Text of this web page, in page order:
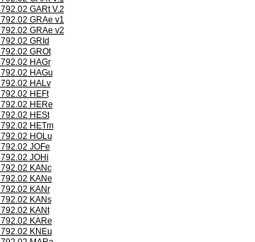
792.02 GARt V.2
792.02 GRAe v1
792.02 GRAe v2
792.02 GRId
792.02 GROt
792.02 HAGr
792.02 HAGu
792.02 HALv
792.02 HEFt
792.02 HERe
792.02 HESt
792.02 HETm
792.02 HOLu
792.02 JOFe
792.02 JOHi
792.02 KANc
792.02 KANe
792.02 KANr
792.02 KANs
792.02 KANt
792.02 KARe
792.02 KNEu